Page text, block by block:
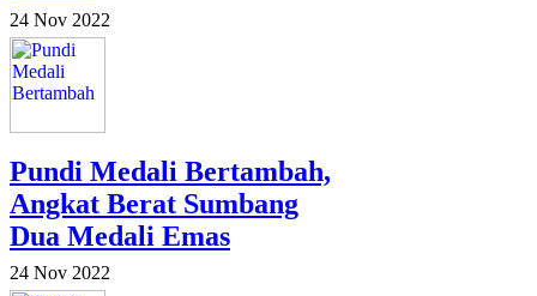
24 Nov 2022
Pundi Medali Bertambah,
Angkat Berat Sumbang
Dua Medali Emas
24 Nov 2022